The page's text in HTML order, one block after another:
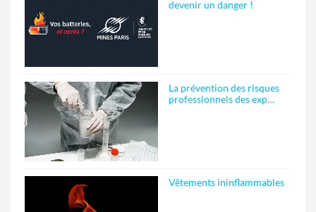
devenir un danger !
La prévention des risques
professionnels des exp…
Vêtements ininflammables